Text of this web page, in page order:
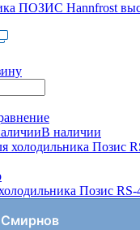
ПОЗИС Hannfrost
В наличии
Позис